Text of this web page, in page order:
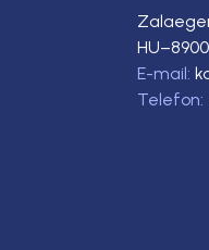
E-mail:
Telefon: